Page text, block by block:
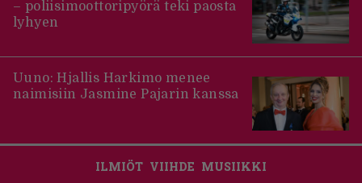
– poliisimoottoripyörä teki paosta
lyhyen
Uuno: Hjallis Harkimo menee
naimisiin Jasmine Pajarin kanssa
ILMIÖT VIIHDE MUSIIKKI